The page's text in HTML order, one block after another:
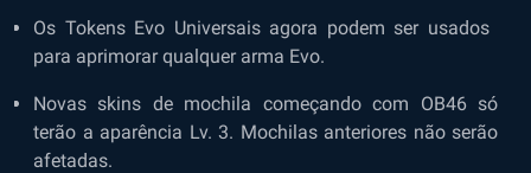
Os Tokens Evo Universais agora podem ser usados ​​
para aprimorar qualquer arma Evo.
Novas skins de mochila começando com OB46 só
terão a aparência Lv. 3. Mochilas anteriores não serão
afetadas.